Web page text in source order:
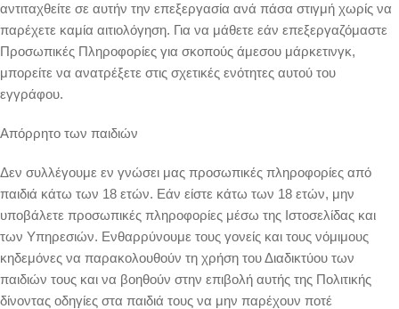
αντιταχθείτε σε αυτήν την επεξεργασία ανά πάσα στιγμή χωρίς να
παρέχετε καμία αιτιολόγηση. Για να μάθετε εάν επεξεργαζόμαστε
Προσωπικές Πληροφορίες για σκοπούς άμεσου μάρκετινγκ,
μπορείτε να ανατρέξετε στις σχετικές ενότητες αυτού του
εγγράφου.
Απόρρητο των παιδιών
Δεν συλλέγουμε εν γνώσει μας προσωπικές πληροφορίες από
παιδιά κάτω των 18 ετών. Εάν είστε κάτω των 18 ετών, μην
υποβάλετε προσωπικές πληροφορίες μέσω της Ιστοσελίδας και
των Υπηρεσιών. Ενθαρρύνουμε τους γονείς και τους νόμιμους
κηδεμόνες να παρακολουθούν τη χρήση του Διαδικτύου των
παιδιών τους και να βοηθούν στην επιβολή αυτής της Πολιτικής
δίνοντας οδηγίες στα παιδιά τους να μην παρέχουν ποτέ